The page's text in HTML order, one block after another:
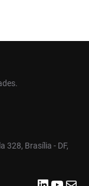
328, Brasília - DF,